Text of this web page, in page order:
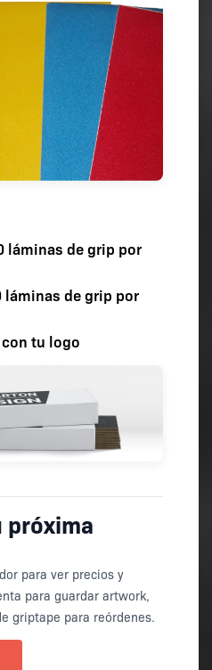
láminas de grip por
láminas de grip por
tu logo
próxima
para ver precios y
para guardar artwork,
griptape para reórdenes.